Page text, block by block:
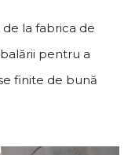
la fabrica de
pentru a
finite de bună